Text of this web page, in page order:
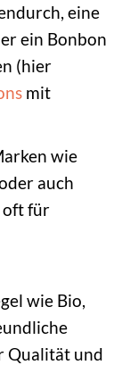
eine
ein Bonbon
(hier
mit
wie
auch
oft für
wie Bio,
Qualität und